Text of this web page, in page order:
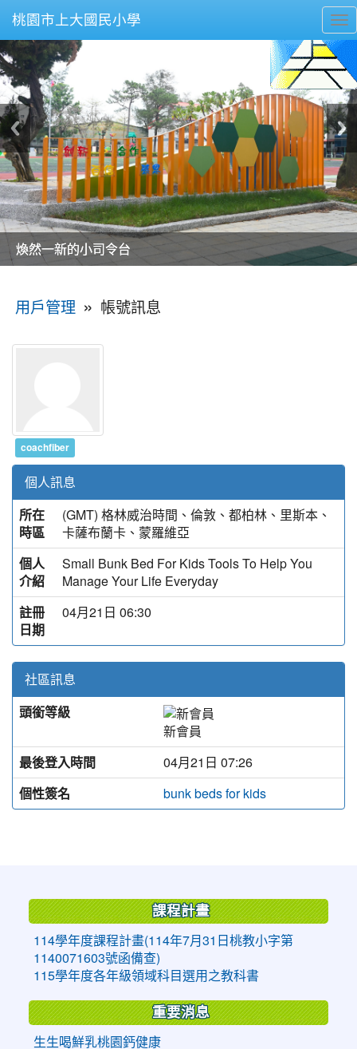
桃園市上大國民小學
美麗的操場是我們活力的來源
美麗的操場是我們活力的來源
煥然一新的小司令台
煥然一新的小司令台
富含桃園埤塘田園風光意象的中廊
富含桃園埤塘田園風光意象的中廊
嶄新的中庭廣場
嶄新的中庭廣場
水生池生生不息
水生池生生不息
用戶管理 » 帳號訊息
coachfiber
個人訊息
所在
時區
(GMT) 格林威治時間、倫敦、都柏林、里斯本、
卡薩布蘭卡、蒙羅維亞
個人
介紹
Small Bunk Bed For Kids Tools To Help You
Manage Your Life Everyday
註冊
日期
04月21日 06:30
社區訊息
頭銜等級
新會員
最後登入時間
04月21日 07:26
個性簽名
bunk beds for kids
課程計畫
114學年度課程計畫(114年7月31日桃教小字第
1140071603號函備查)
115學年度各年級領域科目選用之教科書
重要消息
生生喝鮮乳桃園鈣健康